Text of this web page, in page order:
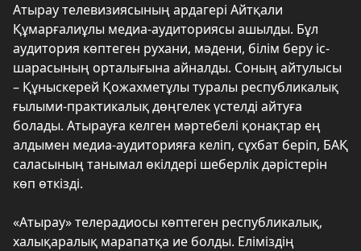
Атырау телевизиясының ардагері Айтқали
Құмарғалиұлы медиа-аудиториясы ашылды. Бұл
аудитория көптеген рухани, мәдени, білім беру іс-
шарасының орталығына айналды. Соның айтулысы
– Құныскерей Қожахметұлы туралы республикалық
ғылыми-практикалық дөңгелек үстелді айтуға
болады. Атырауға келген мәртебелі қонақтар ең
алдымен медиа-аудиторияға келіп, сұхбат беріп, БАҚ
саласының танымал өкілдері шеберлік дәрістерін
көп өткізді.
«Атырау» телерадиосы көптеген республикалық,
халықаралық марапатқа ие болды. Еліміздің